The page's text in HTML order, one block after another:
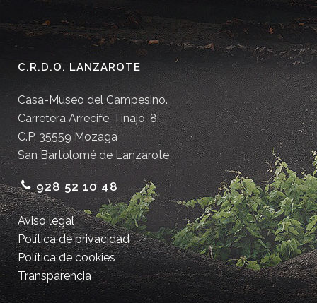
C.R.D.O. LANZAROTE
Casa-Museo del Campesino.
Carretera Arrecife-Tinajo, 8.
C.P. 35559 Mozaga
San Bartolomé de Lanzarote
928 52 10 48
Aviso legal
Política de privacidad
Política de cookies
Transparencia